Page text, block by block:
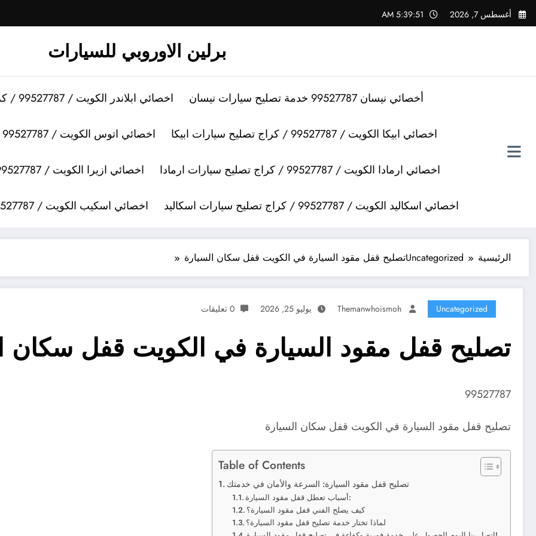
التجاوز
إلى
أغسطس 7, 2026 5:39:52 AM
برلين الاوروبي للسيارات
أخصائي نيسان 99527787 خدمة تصليح سيارات نيسان اخصائي ابلاندر الكويت / 99527787 / كراج تصليح سيارات ابلاندر
اخصائي ابيكا الكويت / 99527787 / كراج تصليح سيارات ابيكا اخصائي اتوس الكويت / 99527787 / كراج تصليح سيارات اتوس
اخصائي ارمادا الكويت / 99527787 / كراج تصليح سيارات ارمادا اخصائي ازيرا الكويت / 99527787 / كراج تصليح سيارات ازيرا
اخصائي اسكاليد الكويت / 99527787 / كراج تصليح سيارات اسكاليد اخصائي اسكيب الكويت / 99527787 / كراج تصليح سيارات اسكيب
الرئيسية Uncategorizedتصليح قفل مقود السيارة في الكويت قفل سكان السيارة
Uncategorized
Themanwhoismoh يوليو 25, 2026 0 تعليقات
تصليح قفل مقود السيارة في الكويت قفل سكان
99527787
تصليح قفل مقود السيارة في الكويت قفل سكان السيارة
Table of Contents
تصليح قفل مقود السيارة: السرعة والأمان في خدمتك
أسباب تعطل قفل مقود السيارة:
كيف يصلح الفني قفل مقود السيارة؟
لماذا تختار خدمة تصليح قفل مقود السيارة؟